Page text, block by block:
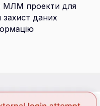
МЛМ проекти для
захист даних